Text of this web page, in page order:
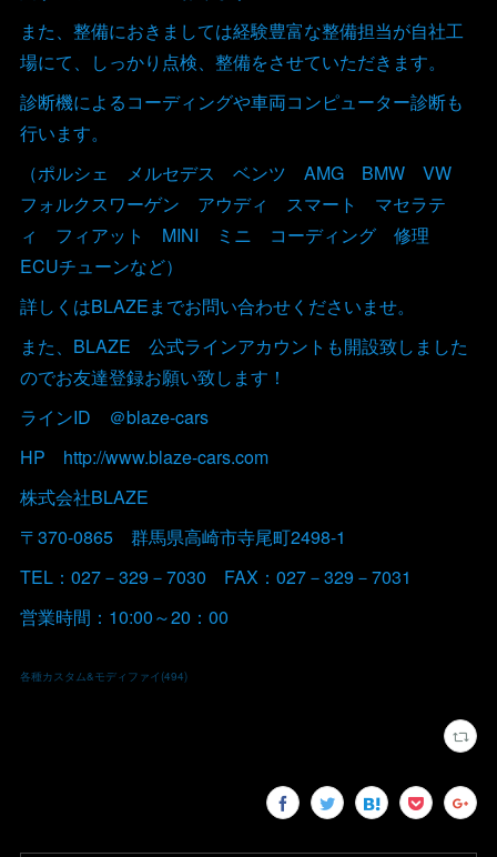
また、整備におきましては経験豊富な整備担当が自社工
場にて、しっかり点検、整備をさせていただきます。
診断機によるコーディングや車両コンピューター診断も
行います。
（ポルシェ メルセデス ベンツ AMG BMW VW
フォルクスワーゲン アウディ スマート マセラテ
ィ フィアット MINI ミニ コーディング 修理
ECUチューンなど）
詳しくはBLAZEまでお問い合わせくださいませ。
また、BLAZE 公式ラインアカウントも開設致しました
のでお友達登録お願い致します！
ラインID ＠blaze-cars
HP http://www.blaze-cars.com
株式会社BLAZE
〒370-0865 群馬県高崎市寺尾町2498-1
TEL：027－329－7030 FAX：027－329－7031
営業時間：10:00～20：00
各種カスタム&モディファイ (494)